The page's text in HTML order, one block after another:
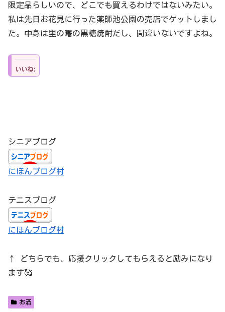
限定品らしいので、どこでも買えるわけではないみたい。
私は先日お花見に行った薬師池公園の売店でゲットしまし
た。中身は里の曙の黒糖焼酎だし、間違いないですよね。
いいね:
シニアブログ
にほんブログ村
テニスブログ
にほんブログ村
↑ どちらでも、応援クリックしてもらえると励みになり
ます🥰
お酒